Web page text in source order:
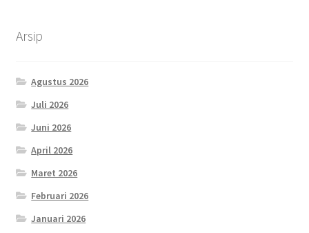
Arsip
Agustus 2026
Juli 2026
Juni 2026
April 2026
Maret 2026
Februari 2026
Januari 2026